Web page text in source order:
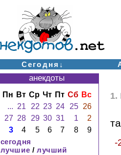
Сегодня↓
1.
-
анекдоты
Пн Вт Ср Чт Пт Сб Вс
... 21 22 23 24 25
26
27 28 29 30 31 1
2
3
4 5 6 7 8
9
сегодня
лучшие / лучший